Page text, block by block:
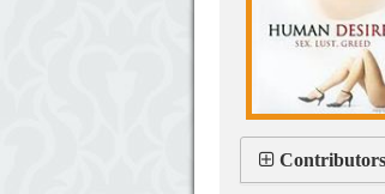
Contributors